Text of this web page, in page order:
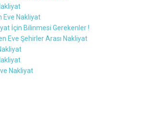
Eve Nakliyat
İçin Bilinmesi Gerekenler !
Eve Şehirler Arası Nakliyat
Nakliyat